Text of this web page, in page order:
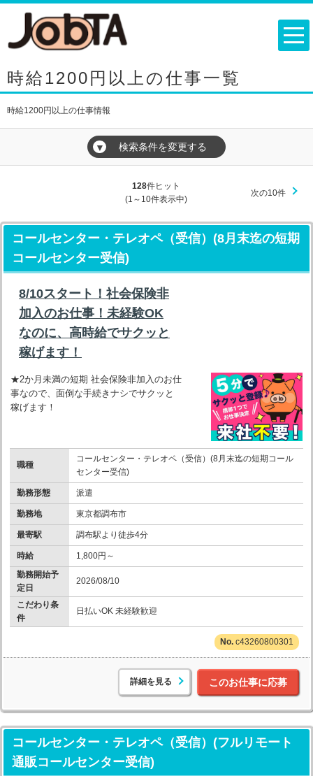
時給1200円以上の仕事一覧
時給1200円以上の仕事情報
▼ 検索条件を変更する
128件ヒット
(1～10件表示中)
次の10件
コールセンター・テレオペ（受信）(8月末迄の短期
コールセンター受信)
8/10スタート！社会保険非
加入のお仕事！未経験OK
なのに、高時給でサクッと
稼げます！
★2か月未満の短期 社会保険非加入のお仕
事なので、面倒な手続きナシでサクッと
稼げます！
職種
コールセンター・テレオペ（受信）(8月末迄の短期コール
センター受信)
勤務形態 派遣
勤務地 東京都調布市
最寄駅 調布駅より徒歩4分
時給
1,800円～
勤務開始予
定日
2026/08/10
こだわり条
件
日払いOK 未経験歓迎
c43260800301
詳細を見る このお仕事に応募
コールセンター・テレオペ（受信）(フルリモート
通販コールセンター受信)